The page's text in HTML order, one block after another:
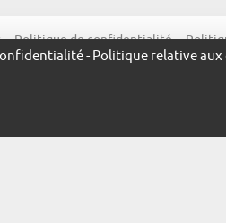
Politique de confidentialité
- Politique relative aux